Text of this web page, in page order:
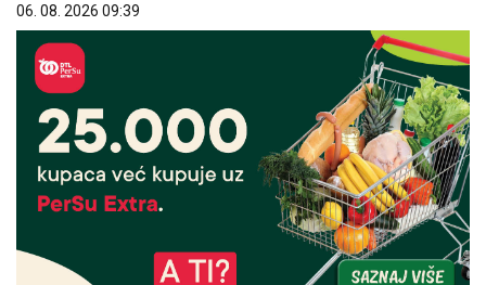
06. 08. 2026 09:39